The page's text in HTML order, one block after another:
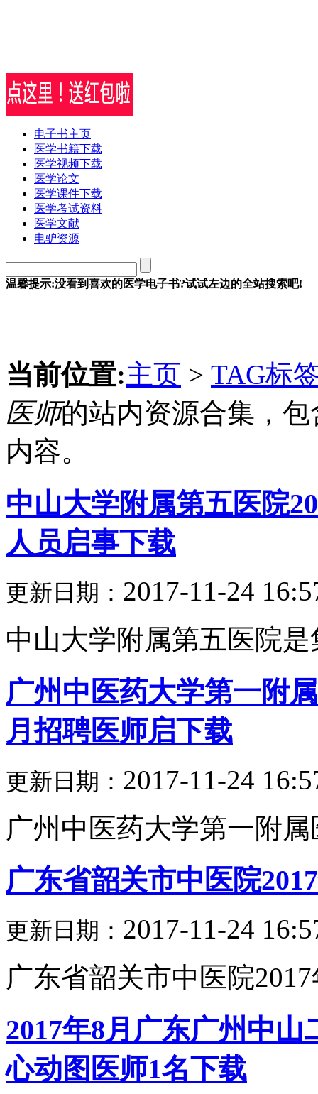
电子书主页
医学书籍下载
医学视频下载
医学论文
医学课件下载
医学考试资料
医学文献
电驴资源
温馨提示:没看到喜欢的医学电子书?试试左边的全站搜索吧!
当前位置:主页 > TAG标
医师的站内资源合集，
内容。
中山大学附属第五医院
人员启事下载
更新日期： 2017-11-24
中山大学附属第五医院
广州中医药大学第一附
月招聘医师启下载
更新日期： 2017-11-24
广州中医药大学第一附
广东省韶关市中医院
更新日期： 2017-11-24
广东省韶关市中医院
2017年8月广东广州中
心动图医师1名下载